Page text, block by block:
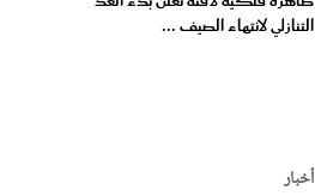
التنازلي لانتهاء الصيف ...
أخبار